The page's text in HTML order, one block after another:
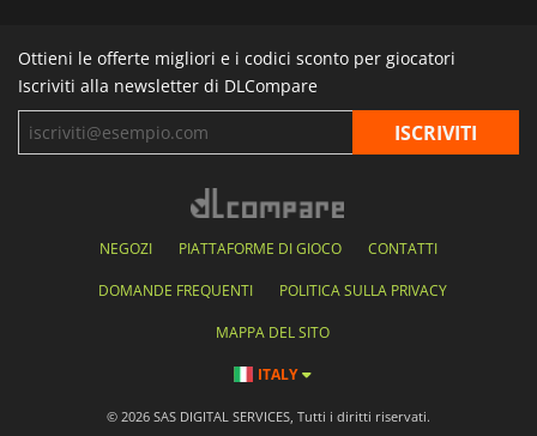
Ottieni le offerte migliori e i codici sconto per giocatori
Iscriviti alla newsletter di DLCompare
NEGOZI PIATTAFORME DI GIOCO CONTATTI
DOMANDE FREQUENTI POLITICA SULLA PRIVACY
MAPPA DEL SITO
ITALY
© 2026 SAS DIGITAL SERVICES, Tutti i diritti riservati.